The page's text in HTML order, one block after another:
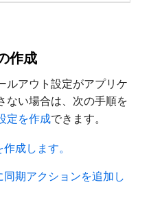
作成
ルアウト設定がアプリケ
ない場合は、次の手順を
定を作成できます。
成します。
同期アクションを追加し